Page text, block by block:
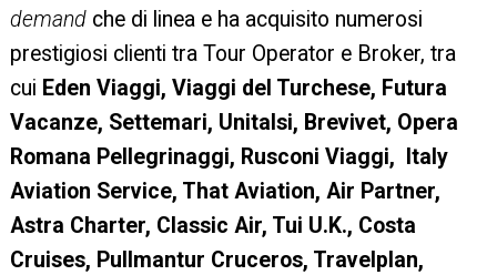
demand che di linea e ha acquisito numerosi
prestigiosi clienti tra Tour Operator e Broker, tra
cui Eden Viaggi, Viaggi del Turchese, Futura
Vacanze, Settemari, Unitalsi, Brevivet, Opera
Romana Pellegrinaggi, Rusconi Viaggi, Italy
Aviation Service, That Aviation, Air Partner,
Astra Charter, Classic Air, Tui U.K., Costa
Cruises, Pullmantur Cruceros, Travelplan,